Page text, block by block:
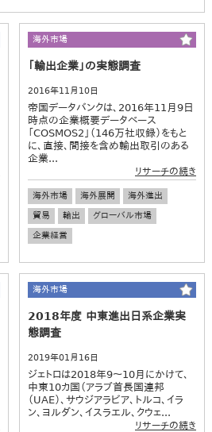
海外市場
「輸出企業」の実態調査
2016年11月10日
帝国データバンクは、2016年11月9日
時点の企業概要データベース
「COSMOS2」（146万社収録）をもと
に、直接、間接を含め輸出取引のある
企業...
リサーチの続き
海外市場 海外展開
海外進出
貿易
輸出
グローバル市場
企業経営
海外市場
2018年度 中東進出日系企業実
態調査
2019年01月16日
ジェトロは2018年9～10月にかけて、
中東10カ国（アラブ首長国連邦
（UAE）、サウジアラビア、トルコ、イラ
ン、ヨルダン、イスラエル、クウェ...
リサーチの続き